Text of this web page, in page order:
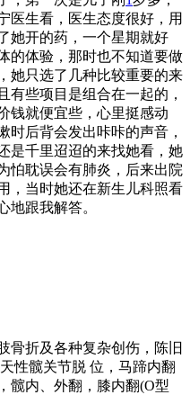
医生看，医生态度很好，用
她开的药，一个星期就好
的体验，那时也不知道要做
她只选了几种比较重要的来
有些项目是组合在一起的，
钱就便宜些，心里挺感动
时后背会发出咔咔的声音，
是千里迢迢的来找她看，她
怕耽误会有肺炎，后来出院
，当时她还在新生儿科照看
地跟我解答。
骨折及各种复杂创伤，陈旧
性髋关节脱 位，马蹄内翻
髋内、外翻，膝内翻(O型